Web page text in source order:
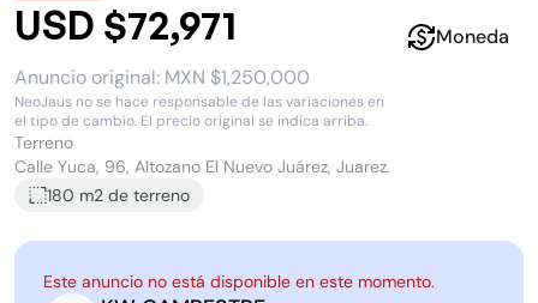
USD $72,971
Anuncio original: MXN $1,250,000
NeoJaus no se hace responsable de las variaciones en
el tipo de cambio. El precio original se indica arriba.
Moneda
Terreno
Calle Yuca, 96, Altozano El Nuevo Juárez, Juarez.
180 m2 de terreno
Este anuncio no está disponible en este momento.